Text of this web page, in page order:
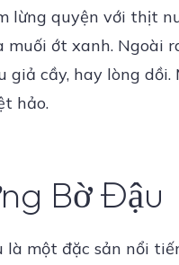
lừng quyện với thịt
muối ớt xanh. Ngoài
giả cầy, hay lòng
hảo.
Bờ Đậu
là một đặc sản nổi